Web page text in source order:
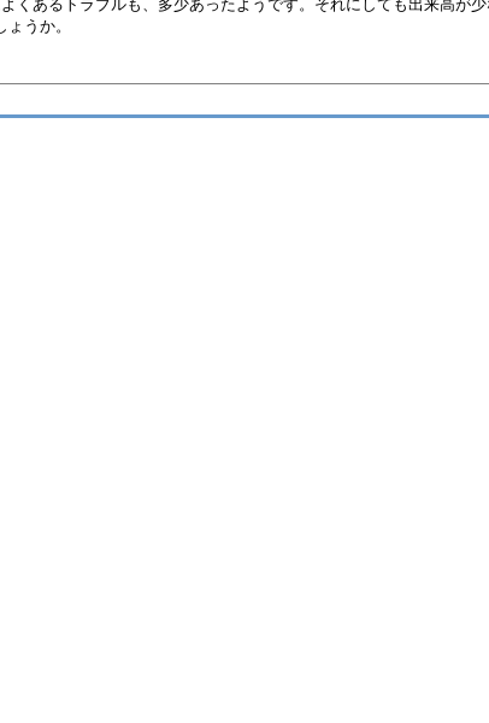
あるトラブルも、多少あったようです。それにしても出来高が
うか。